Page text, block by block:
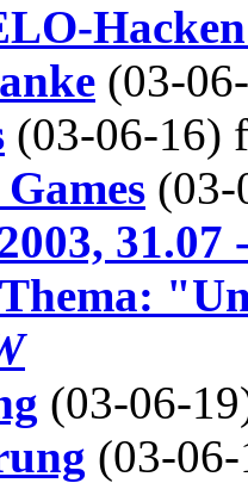
(03-
(03-06-16)
31.07
(03-06-
(03-